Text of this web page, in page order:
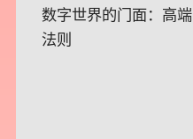
数字世界的门面：高
法则
数字世界的门面：高
法则